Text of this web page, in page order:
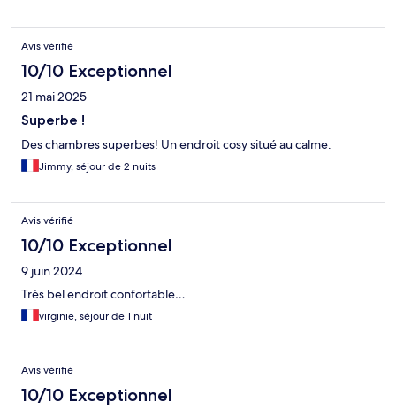
Avis vérifié
10/10 Exceptionnel
21 mai 2025
Superbe !
Des chambres superbes! Un endroit cosy situé au calme.
Jimmy, séjour de 2 nuits
Avis vérifié
10/10 Exceptionnel
9 juin 2024
Très bel endroit confortable…
virginie, séjour de 1 nuit
Avis vérifié
10/10 Exceptionnel